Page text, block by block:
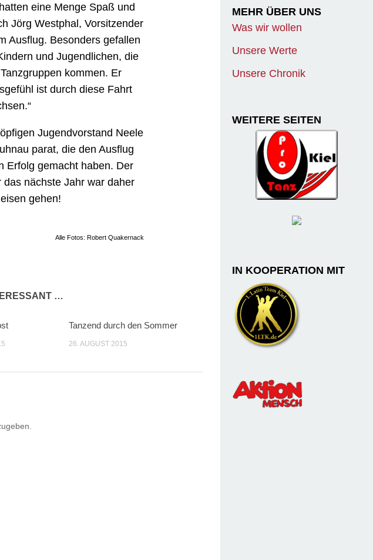
eine Menge Spaß und
Jörg Westphal, Vorsitzender
Ausflug. Besonders gefallen
und Jugendlichen, die
kommen. Er
ist durch diese Fahrt
Jugendvorstand Neele
parat, die den Ausflug
Erfolg gemacht haben. Der
nächste Jahr war daher
gehen!
Alle Fotos: Robert Quakernack
…
Tanzend durch den Sommer
26. AUGUST 2015
MEHR ÜBER UNS
Was wir wollen
Unsere Werte
Unsere Chronik
WEITERE SEITEN
IN KOOPERATION MIT